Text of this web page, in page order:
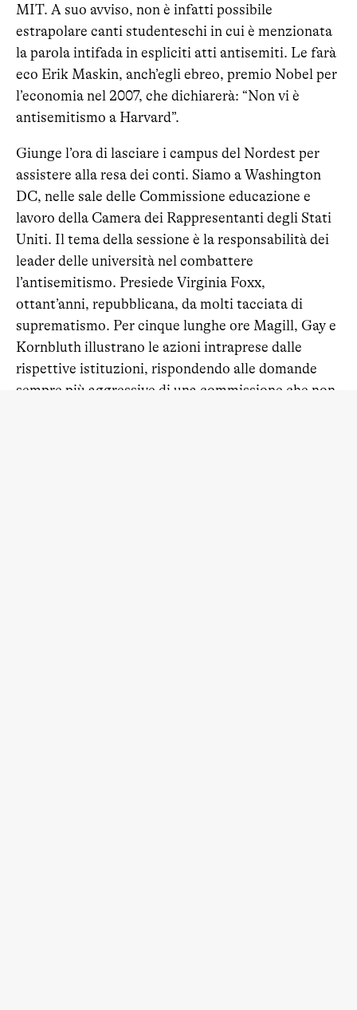
MIT. A suo avviso, non è infatti possibile
estrapolare canti studenteschi in cui è menzionata
la parola intifada in espliciti atti antisemiti. Le farà
eco Erik Maskin, anch’egli ebreo, premio Nobel per
l’economia nel 2007, che dichiarerà: “Non vi è
antisemitismo a Harvard”.
Giunge l’ora di lasciare i campus del Nordest per
assistere alla resa dei conti. Siamo a Washington
DC, nelle sale delle Commissione educazione e
lavoro della Camera dei Rappresentanti degli Stati
Uniti. Il tema della sessione è la responsabilità dei
leader delle università nel combattere
l’antisemitismo. Presiede Virginia Foxx,
ottant’anni, repubblicana, da molti tacciata di
suprematismo. Per cinque lunghe ore Magill, Gay e
Kornbluth illustrano le azioni intraprese dalle
rispettive istituzioni, rispondendo alle domande
sempre più aggressive di una commissione che non